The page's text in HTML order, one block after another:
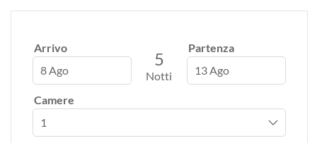
Arrivo
8 Ago
5
Notti
Partenza
13 Ago
Camere